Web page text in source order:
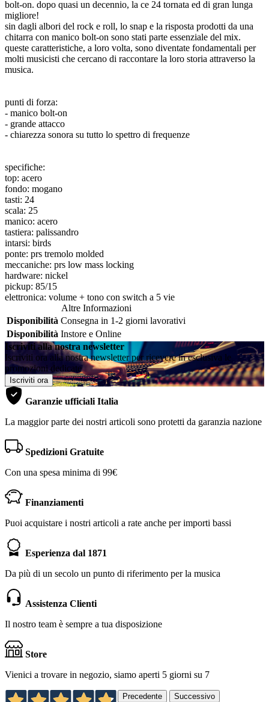
bolt-on. dopo quasi un decennio, la ce 24 tornata ed di gran lunga
migliore!
sin dagli albori del rock e roll, lo snap e la risposta prodotti da una
chitarra con manico bolt-on sono stati parte essenziale del mix.
queste caratteristiche, a loro volta, sono diventate fondamentali per
molti musicisti che cercano di raccontare la loro storia attraverso la
musica.
punti di forza:
- manico bolt-on
- grande attacco
- chiarezza sonora su tutto lo spettro di frequenze
specifiche:
top: acero
fondo: mogano
tasti: 24
scala: 25
manico: acero
tastiera: palissandro
intarsi: birds
ponte: prs tremolo molded
meccaniche: prs low mass locking
hardware: nickel
pickup: 85/15
elettronica: volume + tono con switch a 5 vie
Altre Informazioni
Disponibilità Consegna in 1-2 giorni lavorativi
Disponibilità Instore e Online
Iscriviti alla nostra newsletter
Iscriviti ora alla nostra newsletter per ricevere in esclusiva le
promozioni dedicate
Iscriviti ora
Garanzie ufficiali Italia
La maggior parte dei nostri articoli sono protetti da garanzia nazione
Spedizioni Gratuite
Con una spesa minima di 99€
Finanziamenti
Puoi acquistare i nostri articoli a rate anche per importi bassi
Esperienza dal 1871
Da più di un secolo un punto di riferimento per la musica
Assistenza Clienti
Il nostro team è sempre a tua disposizione
Store
Vienici a trovare in negozio, siamo aperti 5 giorni su 7
Precedente Successivo